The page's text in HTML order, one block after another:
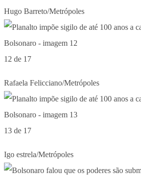
Hugo Barreto/Metrópoles
12 de 17
Rafaela Felicciano/Metrópoles
13 de 17
Igo estrela/Metrópoles